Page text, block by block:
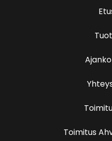
Toimitus